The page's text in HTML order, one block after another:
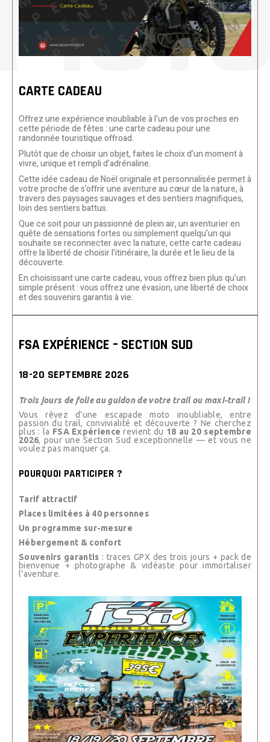
CARTE CADEAU
Offrez une expérience inoubliable à l’un de vos proches en
cette période de fêtes : une carte cadeau pour une
randonnée touristique offroad.
Plutôt que de choisir un objet, faites le choix d’un moment à
vivre, unique et rempli d’adrénaline.
Cette idée cadeau de Noël originale et personnalisée permet à
votre proche de s’offrir une aventure au cœur de la nature, à
travers des paysages sauvages et des sentiers magnifiques,
loin des sentiers battus.
Que ce soit pour un passionné de plein air, un aventurier en
quête de sensations fortes ou simplement quelqu’un qui
souhaite se reconnecter avec la nature, cette carte cadeau
offre la liberté de choisir l’itinéraire, la durée et le lieu de la
découverte.
En choisissant une carte cadeau, vous offrez bien plus qu’un
simple présent : vous offrez une évasion, une liberté de choix
et des souvenirs garantis à vie.
FSA EXPÉRIENCE – SECTION SUD
18-20 SEPTEMBRE 2026
Trois jours de folie au guidon de votre trail ou maxi-trail !
Vous rêvez d’une escapade moto inoubliable, entre
passion du trail, convivialité et découverte ? Ne cherchez
plus : la FSA Expérience revient du 18 au 20 septembre
2026, pour une Section Sud exceptionnelle — et vous ne
voulez pas manquer ça.
POURQUOI PARTICIPER ?
Tarif attractif
Places limitées à 40 personnes
Un programme sur-mesure
Hébergement & confort
Souvenirs garantis : traces GPX des trois jours + pack de
bienvenue + photographe & vidéaste pour immortaliser
l’aventure.